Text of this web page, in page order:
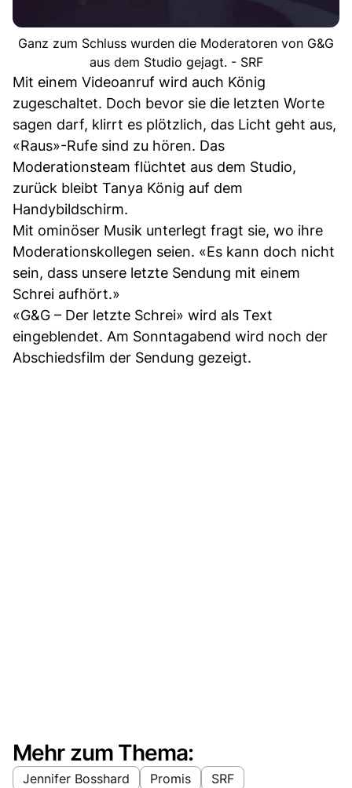
Ganz zum Schluss wurden die Moderatoren von G&G
aus dem Studio gejagt. - SRF
Mit einem Videoanruf wird auch König
zugeschaltet. Doch bevor sie die letzten Worte
sagen darf, klirrt es plötzlich, das Licht geht aus,
«Raus»-Rufe sind zu hören. Das
Moderationsteam flüchtet aus dem Studio,
zurück bleibt Tanya König auf dem
Handybildschirm.
Mit ominöser Musik unterlegt fragt sie, wo ihre
Moderationskollegen seien. «Es kann doch nicht
sein, dass unsere letzte Sendung mit einem
Schrei aufhört.»
«G&G – Der letzte Schrei» wird als Text
eingeblendet. Am Sonntagabend wird noch der
Abschiedsfilm der Sendung gezeigt.
Mehr zum Thema:
Jennifer Bosshard Promis SRF